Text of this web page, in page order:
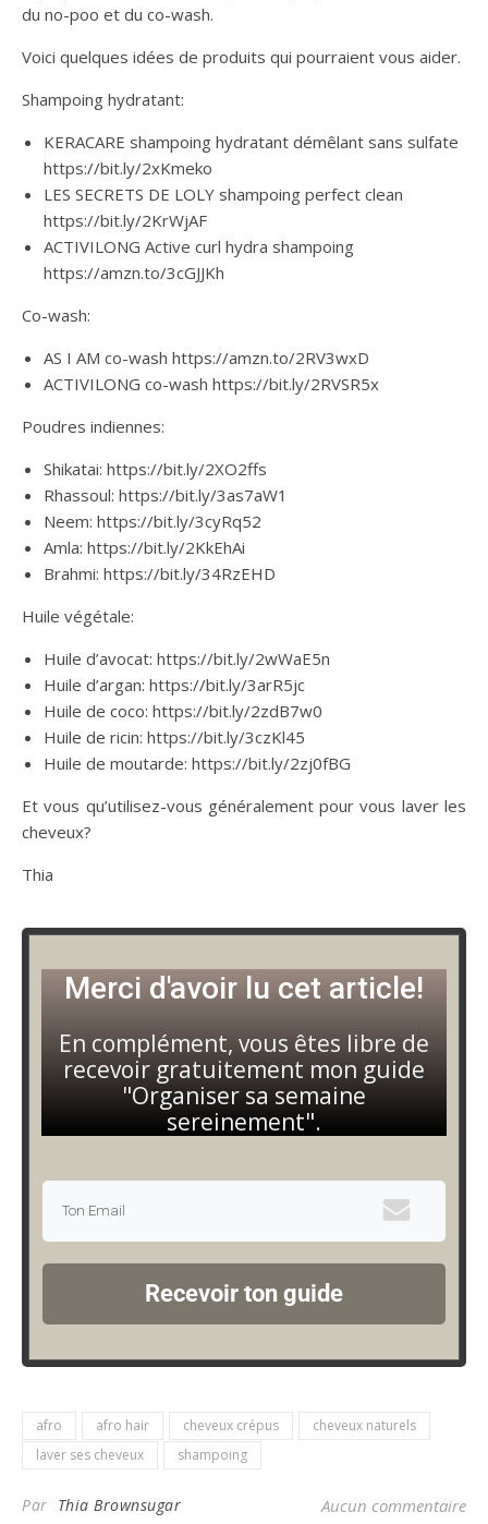
du no-poo et du co-wash.
Voici quelques idées de produits qui pourraient vous aider.
Shampoing hydratant:
KERACARE shampoing hydratant démêlant sans sulfate
https://bit.ly/2xKmeko
LES SECRETS DE LOLY shampoing perfect clean
https://bit.ly/2KrWjAF
ACTIVILONG Active curl hydra shampoing
https://amzn.to/3cGJJKh
Co-wash:
AS I AM co-wash https://amzn.to/2RV3wxD
ACTIVILONG co-wash https://bit.ly/2RVSR5x
Poudres indiennes:
Shikatai: https://bit.ly/2XO2ffs
Rhassoul: https://bit.ly/3as7aW1
Neem: https://bit.ly/3cyRq52
Amla: https://bit.ly/2KkEhAi
Brahmi: https://bit.ly/34RzEHD
Huile végétale:
Huile d’avocat: https://bit.ly/2wWaE5n
Huile d’argan: https://bit.ly/3arR5jc
Huile de coco: https://bit.ly/2zdB7w0
Huile de ricin: https://bit.ly/3czKl45
Huile de moutarde: https://bit.ly/2zj0fBG
Et vous qu’utilisez-vous généralement pour vous laver les
cheveux?
Thia
Merci d'avoir lu cet article!
En complément, vous êtes libre de
recevoir gratuitement mon guide
"Organiser sa semaine
sereinement".
Recevoir ton guide
afro afro hair cheveux crépus
cheveux naturels
laver ses cheveux
shampoing
Par Thia Brownsugar Aucun commentaire